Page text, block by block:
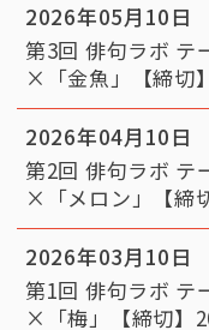
2026年05月10日
第3回 俳句ラボ テ
×「金魚」【締切
2026年04月10日
第2回 俳句ラボ テ
×「メロン」【締
2026年03月10日
第1回 俳句ラボ テ
×「梅」【締切】